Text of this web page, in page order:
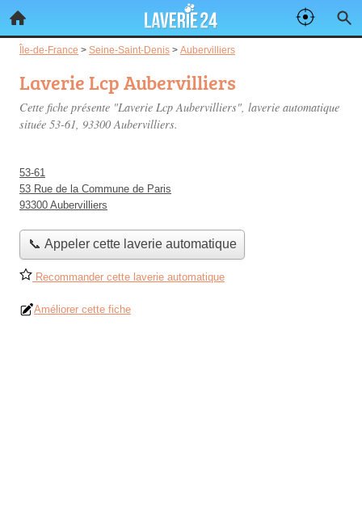
Île-de-France > Seine-Saint-Denis > Aubervilliers
Laverie Lcp Aubervilliers
Cette fiche présente "Laverie Lcp Aubervilliers", laverie automatique
située 53-61, 93300 Aubervilliers.
53-61
53 Rue de la Commune de Paris
93300 Aubervilliers
📞 Appeler cette laverie automatique
Recommander cette laverie automatique
Améliorer cette fiche